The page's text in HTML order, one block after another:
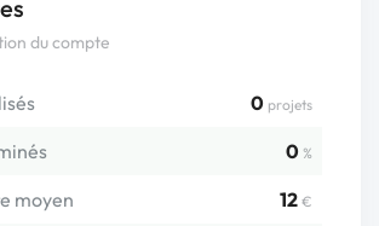
du compte
0 projets
0 %
moyen 12 €